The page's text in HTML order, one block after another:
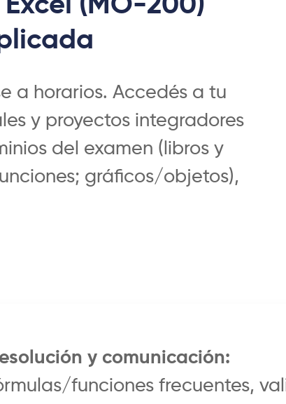
(MO-200)
a horarios. Accedés a tu
y proyectos integradores
del examen (libros y
gráficos/objetos),
y comunicación:
funciones frecuentes,